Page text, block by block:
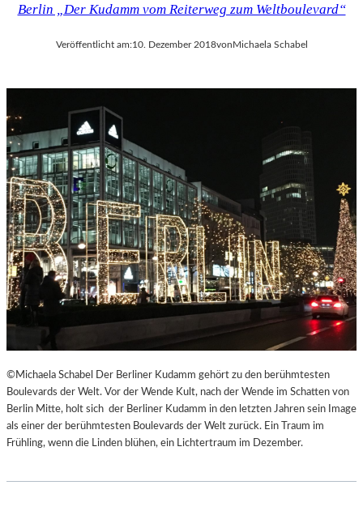
Berlin „Der Kudamm vom Reiterweg zum Weltboulevard“
Veröffentlicht am:10. Dezember 2018vonMichaela Schabel
©Michaela Schabel Der Berliner Kudamm gehört zu den berühmtesten
Boulevards der Welt. Vor der Wende Kult, nach der Wende im Schatten von
Berlin Mitte, holt sich der Berliner Kudamm in den letzten Jahren sein Image
als einer der berühmtesten Boulevards der Welt zurück. Ein Traum im
Frühling, wenn die Linden blühen, ein Lichtertraum im Dezember.